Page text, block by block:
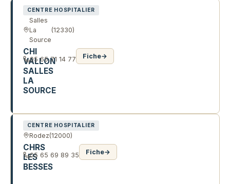
CENTRE HOSPITALIER
Salles
La
Source
(12330)
CHI
VALLON
SALLES
LA
SOURCE
05 65 71 14 77 Fiche→
CENTRE HOSPITALIER
Rodez(12000)
CHRS
LES
BESSES
05 65 69 89 35 Fiche→